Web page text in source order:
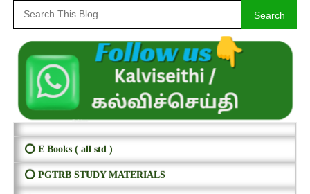
Search
⭕ E Books ( all std )
⭕ PGTRB STUDY MATERIALS